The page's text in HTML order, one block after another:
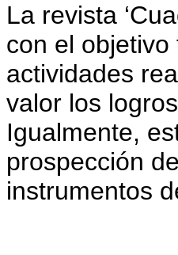
La revista
con el
actividades
valor los
Igualmente,
prospección
instrumentos